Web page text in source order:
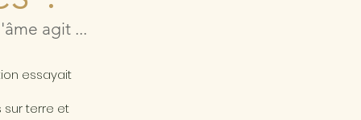
agit ...
essayait
sur terre et